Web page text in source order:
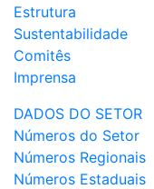
Estrutura
Sustentabilidade
Comitês
Imprensa
DADOS DO SETOR
Números do Setor
Números Regionais
Números Estaduais